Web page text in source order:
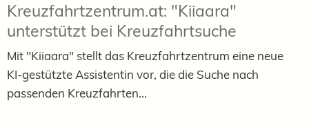
Kreuzfahrtzentrum.at: "Kiiaara"
unterstützt bei Kreuzfahrtsuche
Mit "Kiiaara" stellt das Kreuzfahrtzentrum eine neue
KI-gestützte Assistentin vor, die die Suche nach
passenden Kreuzfahrten...